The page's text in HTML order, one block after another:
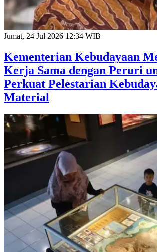
Jumat, 24 Jul 2026 12:34 WIB
Kementerian Kebudayaan
Kerja Sama dengan Peruri
Perkuat Pelestarian
Material